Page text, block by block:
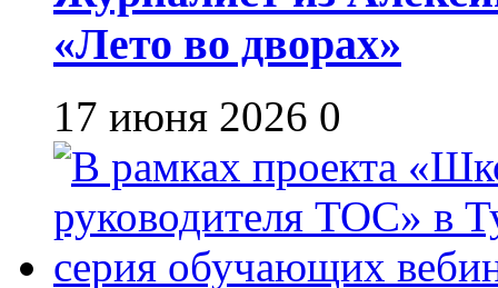
«Лето во дворах»
17 июня 2026 0